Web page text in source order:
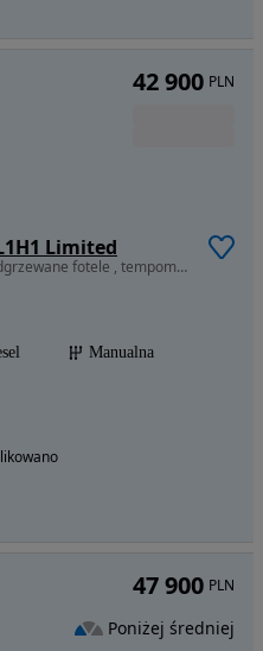
Limited
1996 cm3 • 170 KM • 2.0 170 KM Podgrzewane fotele , tempomat , automatyczne światła
Manualna
42 900 PLN
47 900 PLN
Poniżej średniej